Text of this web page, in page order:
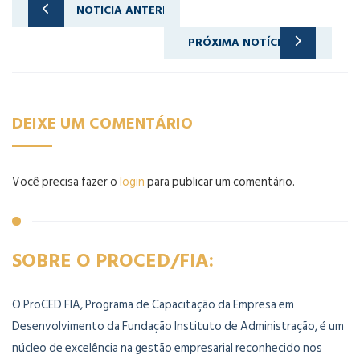
NOTICIA ANTERIOR
PRÓXIMA NOTÍCIA
DEIXE UM COMENTÁRIO
Você precisa fazer ologinpara publicar um comentário.
SOBRE O PROCED/FIA:
O ProCED FIA, Programa de Capacitação da Empresa em
Desenvolvimento da Fundação Instituto de Administração, é um
núcleo de excelência na gestão empresarial reconhecido nos